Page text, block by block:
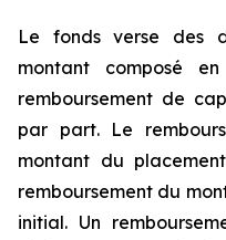
Le fonds verse des
montant composé
remboursement de
par part. Le
montant du
remboursement du
initial. Un